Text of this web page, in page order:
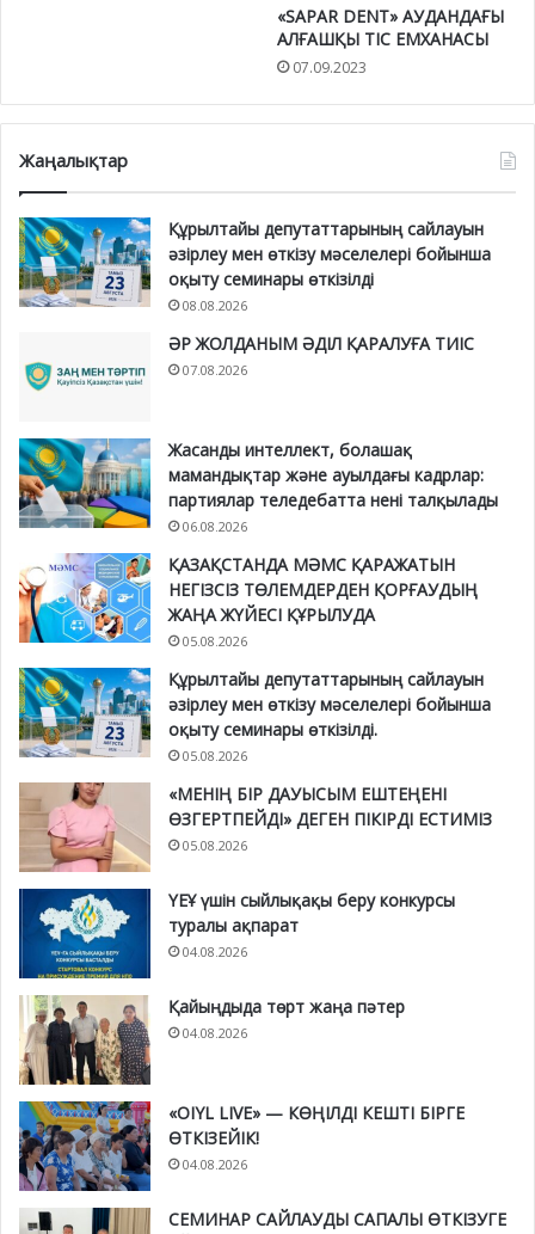
«SAPAR DENT» AУДAНДAҒЫ
АЛҒАШҚЫ ТІС EМХAНAСЫ
07.09.2023
Жаңалықтар
Құрылтайы депутаттарының сайлауын
әзірлеу мен өткізу мәселелері бойынша
оқыту семинары өткізілді
08.08.2026
ӘР ЖОЛДАНЫМ ӘДІЛ ҚАРАЛУҒА ТИІС
07.08.2026
Жасанды интеллект, болашақ
мамандықтар және ауылдағы кадрлар:
партиялар теледебатта нені талқылады
06.08.2026
ҚАЗАҚСТАНДА МӘМС ҚАРАЖАТЫН
НЕГІЗСІЗ ТӨЛЕМДЕРДЕН ҚОРҒАУДЫҢ
ЖАҢА ЖҮЙЕСІ ҚҰРЫЛУДА
05.08.2026
Құрылтайы депутаттарының сайлауын
әзірлеу мен өткізу мәселелері бойынша
оқыту семинары өткізілді.
05.08.2026
«МЕНІҢ БІР ДАУЫСЫМ ЕШТЕҢЕНІ
ӨЗГЕРТПЕЙДІ» ДЕГЕН ПІКІРДІ ЕСТИМІЗ
05.08.2026
ҮЕҰ үшін сыйлықақы беру конкурсы
туралы ақпарат
04.08.2026
Қайыңдыда төрт жаңа пәтер
04.08.2026
«OIYL LIVE» — КӨҢІЛДІ КЕШТІ БІРГЕ
ӨТКІЗЕЙІК!
04.08.2026
СЕМИНАР САЙЛАУДЫ САПАЛЫ ӨТКІЗУГЕ